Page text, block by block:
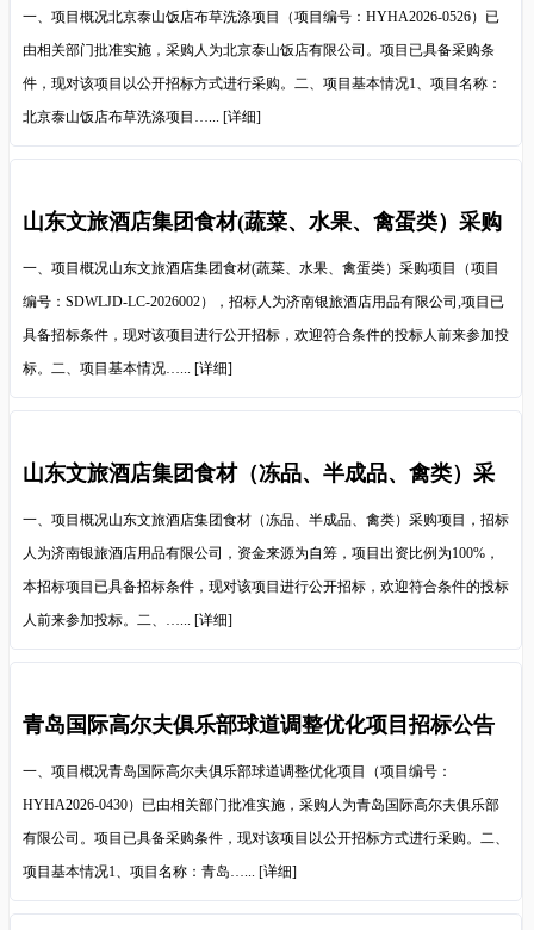
一、项目概况北京泰山饭店布草洗涤项目（项目编号：HYHA2026-0526）已
由相关部门批准实施，采购人为北京泰山饭店有限公司。项目已具备采购条
件，现对该项目以公开招标方式进行采购。二、项目基本情况1、项目名称：
北京泰山饭店布草洗涤项目…... [详细]
山东文旅酒店集团食材(蔬菜、水果、禽蛋类）采购
项目招标公告
一、项目概况山东文旅酒店集团食材(蔬菜、水果、禽蛋类）采购项目（项目
编号：SDWLJD-LC-2026002），招标人为济南银旅酒店用品有限公司,项目已
具备招标条件，现对该项目进行公开招标，欢迎符合条件的投标人前来参加投
标。二、项目基本情况…... [详细]
山东文旅酒店集团食材（冻品、半成品、禽类）采
购项目招标公
一、项目概况山东文旅酒店集团食材（冻品、半成品、禽类）采购项目，招标
人为济南银旅酒店用品有限公司，资金来源为自筹，项目出资比例为100%，
本招标项目已具备招标条件，现对该项目进行公开招标，欢迎符合条件的投标
人前来参加投标。二、…... [详细]
青岛国际高尔夫俱乐部球道调整优化项目招标公告
一、项目概况青岛国际高尔夫俱乐部球道调整优化项目（项目编号：
HYHA2026-0430）已由相关部门批准实施，采购人为青岛国际高尔夫俱乐部
有限公司。项目已具备采购条件，现对该项目以公开招标方式进行采购。二、
项目基本情况1、项目名称：青岛…... [详细]